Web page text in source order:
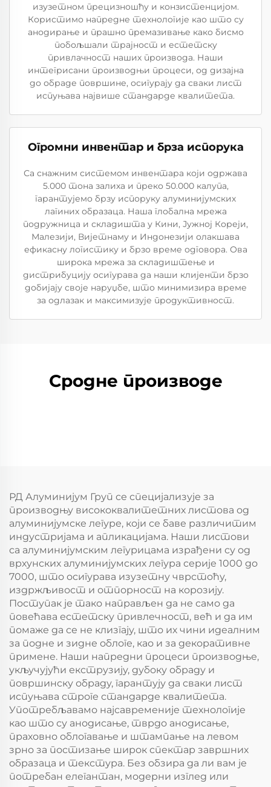
изузетном прецизношћу и конзистенцијом.
Користимо напредне технологије као што су
анодирање и прашно премазивање како бисмо
побољшали трајност и естетску
привлачност наших производа. Наши
интегрисани производњи процеси, од дизајна
до обраде површине, осигурају да сваки лист
испуњава највише стандарде квалитета.
Огромни инвентар и брза испорука
Са снажним системом инвентара који одржава
5.000 тона залиха и преко 50.000 калупа,
гарантујемо брзу испоруку алуминијумских
лагиних образаца. Наша глобална мрежа
подружница и складишта у Кини, Јужној Кореји,
Малезији, Вијетнаму и Индонезији олакшава
ефикасну логистику и брзо време одговора. Ова
широка мрежа за складиштење и
дистрибуцију осигурава да наши клијенти брзо
добијају своје наруџбе, што минимизира време
за одлазак и максимизује продуктивност.
Сродне производе
РД Алуминијум Груп се специјализује за
производњу висококвалитетних листова од
алуминијумске легуре, који се баве различитим
индустријама и апликацијама. Наши листови
са алуминијумским легурицама израђени су од
врхунских алуминијумских легура серије 1000 до
7000, што осигурава изузетну чврстоћу,
издржљивост и отпорност на корозију.
Поступак је тако направљен да не само да
повећава естетску привлечност, већ и да им
помаже да се не клизгају, што их чини идеалним
за подне и зидне облоге, као и за декоративне
примене. Наши напредни процеси производње,
укључујући екструзију, дубоку обраду и
површинску обраду, гарантују да сваки лист
испуњава строге стандарде квалитета.
Употребљавамо најсавременије технологије
као што су анодисање, тврдо анодисање,
праховно облогавање и штампање на левом
зрно за постизање широк спектар завршних
образаца и текстура. Без обзира да ли вам је
потребан елегантан, модерни изглед или